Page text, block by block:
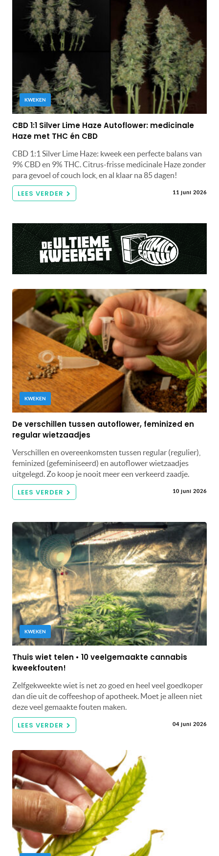
KWEKEN
CBD 1:1 Silver Lime Haze Autoflower: medicinale
Haze met THC én CBD
CBD 1:1 Silver Lime Haze: kweek een perfecte balans van
9% CBD en 9% THC. Citrus-frisse medicinale Haze zonder
para gevoel of couch lock, en al klaar na 85 dagen!
LEES VERDER 11 juni 2026
KWEKEN
De verschillen tussen autoflower, feminized en
regular wietzaadjes
Verschillen en overeenkomsten tussen regular (regulier),
feminized (gefeminiseerd) en autoflower wietzaadjes
uitgelegd. Zo koop je nooit meer een verkeerd zaadje.
LEES VERDER 10 juni 2026
KWEKEN
Thuis wiet telen • 10 veelgemaakte cannabis
kweekfouten!
Zelfgekweekte wiet is net zo goed en heel veel goedkoper
dan die uit de coffeeshop of apotheek. Moet je alleen niet
deze veel gemaakte fouten maken.
LEES VERDER 04 juni 2026